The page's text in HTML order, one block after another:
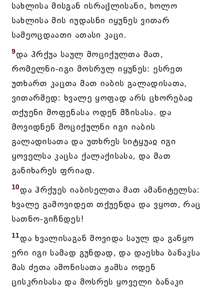
სახლისა მისგან ისრაჱლისანი, ხოლო
სახლისა მის იუდასნი იყუნეს ვითარ
სამეოცდაათი ათასი კაცი.
9და ჰრქუა საულ მოციქულთა მათ,
რომელნი-იგი მოსრულ იყუნეს: ესრეთ
უთხართ კაცთა მათ იაბის გალადისათა,
ვითარმედ: ხვალე ყოფად არს ცხორებაჲ
თქუენი მოფენასა ოდენ მზისასა. და
მოვიდნენ მოციქულნი იგი იაბის
გალადისათა და უთხრეს სიტყუაჲ იგი
ყოველსა კაცსა ქალაქისასა, და მათ
განიხარეს ფრიად.
10და ჰრქუეს იაბისელთა მათ ამანიტელსა:
ხვალე გამოვიდეთ თქუენდა და ვყოთ, რაც
სათნო-გიჩნდეს!
11და ხვალისაგან მოვიდა საულ და განყო
ერი იგი სამად გუნდად, და დაესხა ბანაკსა
მას ძეთა ამონისათა ჟამსა ოდენ
ცისკრისასა და მოსრეს ყოველი ბანაკი